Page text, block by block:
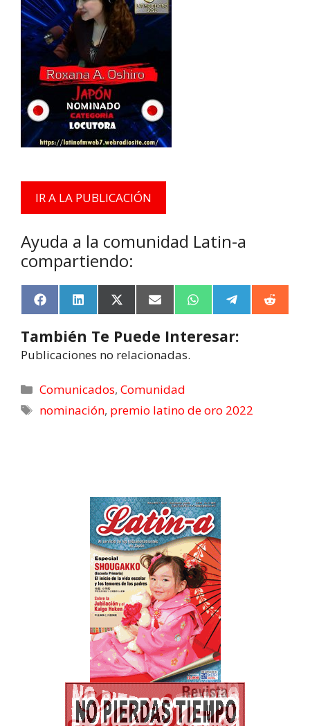
Ayuda a la comunidad Latin-a
compartiendo:
F
a
e
b
o
k
L
i
k
e
d
n
X
(
w
i
t
e
r
)
E
m
a
l
W
h
t
e
e
R
e
También Te Puede Interesar:
Publicaciones no relacionadas.
Comunicados,Comunidad
nominación, premio latino de oro 2022